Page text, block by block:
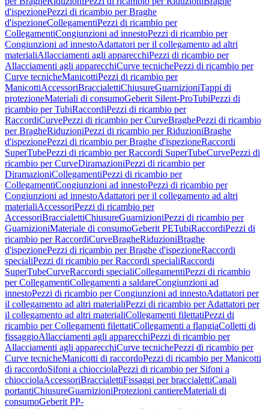
d'ispezionePezzi di ricambio per Braghe
d'ispezioneCollegamentiPezzi di ricambio per
CollegamentiCongiunzioni ad innestoPezzi di ricambio per
Congiunzioni ad innestoAdattatori per il collegamento ad altri
materialiAllacciamenti agli apparecchiPezzi di ricambio per
Allacciamenti agli apparecchiCurve tecnichePezzi di ricambio per
Curve tecnicheManicottiPezzi di ricambio per
ManicottiAccessoriBraccialettiChiusureGuarnizioniTappi di
protezioneMateriali di consumoGeberit Silent-ProTubiPezzi di
ricambio per TubiRaccordiPezzi di ricambio per
RaccordiCurvePezzi di ricambio per CurveBraghePezzi di ricambio
per BragheRiduzioniPezzi di ricambio per RiduzioniBraghe
d'ispezionePezzi di ricambio per Braghe d'ispezioneRaccordi
SuperTubePezzi di ricambio per Raccordi SuperTubeCurvePezzi di
ricambio per CurveDiramazioniPezzi di ricambio per
DiramazioniCollegamentiPezzi di ricambio per
CollegamentiCongiunzioni ad innestoPezzi di ricambio per
Congiunzioni ad innestoAdattatori per il collegamento ad altri
materialiAccessoriPezzi di ricambio per
AccessoriBraccialettiChiusureGuarnizioniPezzi di ricambio per
GuarnizioniMateriale di consumoGeberit PETubiRaccordiPezzi di
ricambio per RaccordiCurveBragheRiduzioniBraghe
d'ispezionePezzi di ricambio per Braghe d'ispezioneRaccordi
specialiPezzi di ricambio per Raccordi specialiRaccordi
SuperTubeCurveRaccordi specialiCollegamentiPezzi di ricambio
per CollegamentiCollegamenti a saldareCongiunzioni ad
innestoPezzi di ricambio per Congiunzioni ad innestoAdattatori per
il collegamento ad altri materialiPezzi di ricambio per Adattatori per
il collegamento ad altri materialiCollegamenti filettatiPezzi di
ricambio per Collegamenti filettatiCollegamenti a flangiaColletti di
fissaggioAllacciamenti agli apparecchiPezzi di ricambio per
Allacciamenti agli apparecchiCurve tecnichePezzi di ricambio per
Curve tecnicheManicotti di raccordoPezzi di ricambio per Manicotti
di raccordoSifoni a chiocciolaPezzi di ricambio per Sifoni a
chiocciolaAccessoriBraccialettiFissaggi per braccialettiCanali
portantiChiusureGuarnizioniProtezioni cantiereMateriali di
consumoGeberit PP-